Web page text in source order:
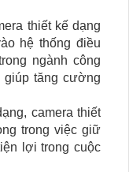
thiết kế dạng
hệ thống điều
ngành công
giúp tăng cường
camera thiết
trong việc giữ
lợi trong cuộc